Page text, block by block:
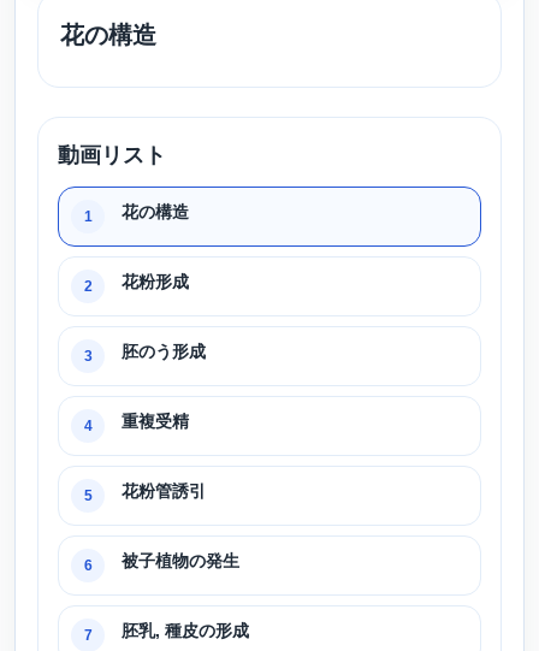
花の構造
動画リスト
1 花の構造
2 花粉形成
3 胚のう形成
4 重複受精
5 花粉管誘引
6 被子植物の発生
7 胚乳, 種皮の形成